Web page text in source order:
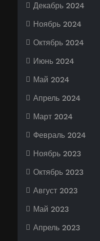
Декабрь 2024
Ноябрь 2024
Октябрь 2024
Июнь 2024
Май 2024
Апрель 2024
Март 2024
Февраль 2024
Ноябрь 2023
Октябрь 2023
Август 2023
Май 2023
Апрель 2023